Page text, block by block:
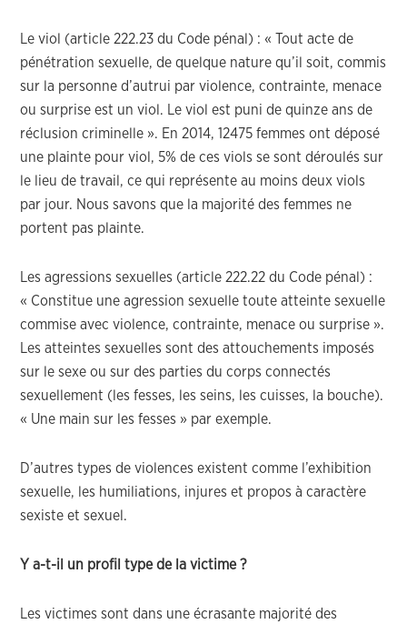
Le viol (article 222.23 du Code pénal) : « Tout acte de
pénétration sexuelle, de quelque nature qu’il soit, commis
sur la personne d’autrui par violence, contrainte, menace
ou surprise est un viol. Le viol est puni de quinze ans de
réclusion criminelle ». En 2014, 12475 femmes ont déposé
une plainte pour viol, 5% de ces viols se sont déroulés sur
le lieu de travail, ce qui représente au moins deux viols
par jour. Nous savons que la majorité des femmes ne
portent pas plainte.
Les agressions sexuelles (article 222.22 du Code pénal) :
« Constitue une agression sexuelle toute atteinte sexuelle
commise avec violence, contrainte, menace ou surprise ».
Les atteintes sexuelles sont des attouchements imposés
sur le sexe ou sur des parties du corps connectés
sexuellement (les fesses, les seins, les cuisses, la bouche).
« Une main sur les fesses » par exemple.
D’autres types de violences existent comme l’exhibition
sexuelle, les humiliations, injures et propos à caractère
sexiste et sexuel.
Y a-t-il un profil type de la victime ?
Les victimes sont dans une écrasante majorité des